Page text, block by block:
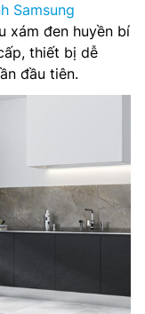
Samsung
xám đen huyền bí
thiết bị dễ
đầu tiên.